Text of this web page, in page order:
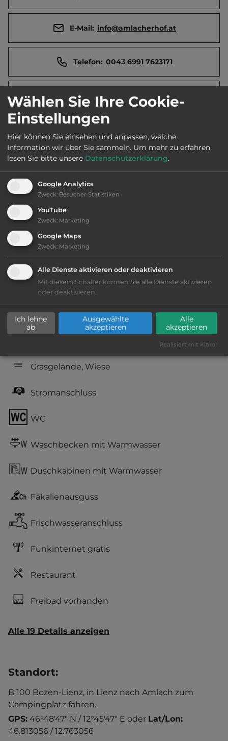
E-Mail: info@amlacherhof.at
Telefon: 0043 6991 7623171
Webseite: www.amlacherhof.at
Öffnungszeiten:
Telefon: 0043 4852 62317
Ausstattung
bis 15,- Euro
Geräuschkulisse: sehr ruhig
sandiger Grund
Grasgelände, Wiese
Stromanschluss
WC
Waschbecken mit Warmwasser
Duschkabinen mit Warmwasser
Fäkalienausguss
Frischwasseranschluss
Funkinternet gratis
Restaurant
Freibad vorhanden
Alle 19 Details anzeigen
Standort:
B 100 Bozen-Lienz, in Lienz nach Amlach zum
Campingplatz fahren.
GPS: 46°48'47" N / 12°45'47" E oder Lat/Lon:
46.813056 / 12.763056
Wählen Sie Ihre Cookie-
Einstellungen
Hier können Sie einsehen und anpassen, welche
Information wir über Sie sammeln. Um mehr zu erfahren,
lesen Sie bitte unsere Datenschutzerklärung.
Google Analytics
Zweck: Besucher-Statistiken
YouTube
Zweck: Marketing
Google Maps
Zweck: Marketing
Alle Dienste aktivieren oder deaktivieren
Mit diesem Schalter können Sie alle Dienste aktivieren
oder deaktivieren.
Ich lehne
ab
Ausgewählte
akzeptieren
Alle
akzeptieren
Realisiert mit Klaro!